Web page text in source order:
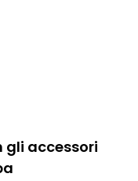
gli accessori